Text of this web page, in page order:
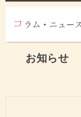
お知らせ